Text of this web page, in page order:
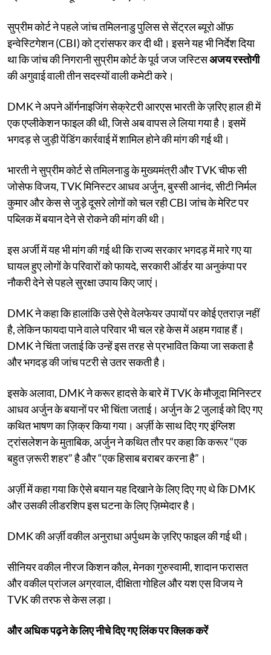
सुप्रीम कोर्ट ने पहले जांच तमिलनाडु पुलिस से सेंट्रल ब्यूरो ऑफ़
इन्वेस्टिगेशन (CBI) को ट्रांसफर कर दी थी। इसने यह भी निर्देश दिया
था कि जांच की निगरानी सुप्रीम कोर्ट के पूर्व जज जस्टिसअजय रस्तोगी
की अगुवाई वाली तीन सदस्यों वाली कमेटी करे।
DMK ने अपने ऑर्गनाइजिंग सेक्रेटरी आरएस भारती के ज़रिए हाल ही में
एक एप्लीकेशन फाइल की थी, जिसे अब वापस ले लिया गया है। इसमें
भगदड़ से जुड़ी पेंडिंग कार्रवाई में शामिल होने की मांग की गई थी।
भारती ने सुप्रीम कोर्ट से तमिलनाडु के मुख्यमंत्री और TVK चीफ सी
जोसेफ विजय, TVK मिनिस्टर आधव अर्जुन, बुस्सी आनंद, सीटी निर्मल
कुमार और केस से जुड़े दूसरे लोगों को चल रही CBI जांच के मेरिट पर
पब्लिक में बयान देने से रोकने की मांग की थी।
इस अर्जी में यह भी मांग की गई थी कि राज्य सरकार भगदड़ में मारे गए या
घायल हुए लोगों के परिवारों को फायदे, सरकारी ऑर्डर या अनुकंपा पर
नौकरी देने से पहले सुरक्षा उपाय किए जाएं।
DMK ने कहा कि हालांकि उसे ऐसे वेलफेयर उपायों पर कोई एतराज़ नहीं
है, लेकिन फायदा पाने वाले परिवार भी चल रहे केस में अहम गवाह हैं।
DMK ने चिंता जताई कि उन्हें इस तरह से प्रभावित किया जा सकता है
और भगदड़ की जांच पटरी से उतर सकती है।
इसके अलावा, DMK ने करूर हादसे के बारे में TVK के मौजूदा मिनिस्टर
आधव अर्जुन के बयानों पर भी चिंता जताई। अर्जुन के 2 जुलाई को दिए गए
कथित भाषण का ज़िक्र किया गया। अर्ज़ी के साथ दिए गए इंग्लिश
ट्रांसलेशन के मुताबिक, अर्जुन ने कथित तौर पर कहा कि करूर “एक
बहुत ज़रूरी शहर” है और “एक हिसाब बराबर करना है”।
अर्ज़ी में कहा गया कि ऐसे बयान यह दिखाने के लिए दिए गए थे कि DMK
और उसकी लीडरशिप इस घटना के लिए ज़िम्मेदार है।
DMK की अर्ज़ी वकील अनुराधा अर्पुथम के ज़रिए फाइल की गई थी।
सीनियर वकील नीरज किशन कौल, मेनका गुरुस्वामी, शादान फरासत
और वकील प्रांजल अग्रवाल, दीक्षिता गोहिल और यश एस विजय ने
TVK की तरफ से केस लड़ा।
और अधिक पढ़ने के लिए नीचे दिए गए लिंक पर क्लिक करें